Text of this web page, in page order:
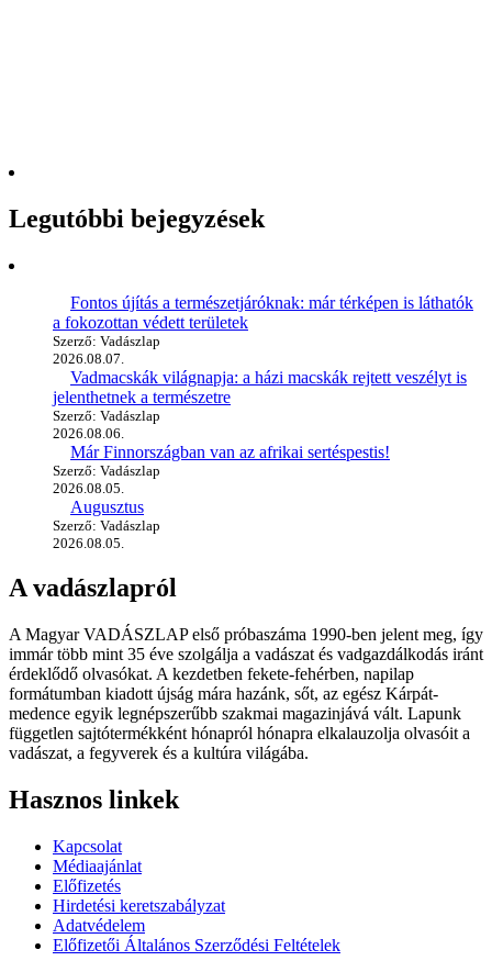
Legutóbbi bejegyzések
Fontos újítás a természetjáróknak: már térképen is láthatók
a fokozottan védett területek
Szerző: Vadászlap
2026.08.07.
Vadmacskák világnapja: a házi macskák rejtett veszélyt is
jelenthetnek a természetre
Szerző: Vadászlap
2026.08.06.
Már Finnországban van az afrikai sertéspestis!
Szerző: Vadászlap
2026.08.05.
Augusztus
Szerző: Vadászlap
2026.08.05.
A vadászlapról
A Magyar VADÁSZLAP első próbaszáma 1990-ben jelent meg, így
immár több mint 35 éve szolgálja a vadászat és vadgazdálkodás iránt
érdeklődő olvasókat. A kezdetben fekete-fehérben, napilap
formátumban kiadott újság mára hazánk, sőt, az egész Kárpát-
medence egyik legnépszerűbb szakmai magazinjává vált. Lapunk
független sajtótermékként hónapról hónapra elkalauzolja olvasóit a
vadászat, a fegyverek és a kultúra világába.
Hasznos linkek
Kapcsolat
Médiaajánlat
Előfizetés
Hirdetési keretszabályzat
Adatvédelem
Előfizetői Általános Szerződési Feltételek